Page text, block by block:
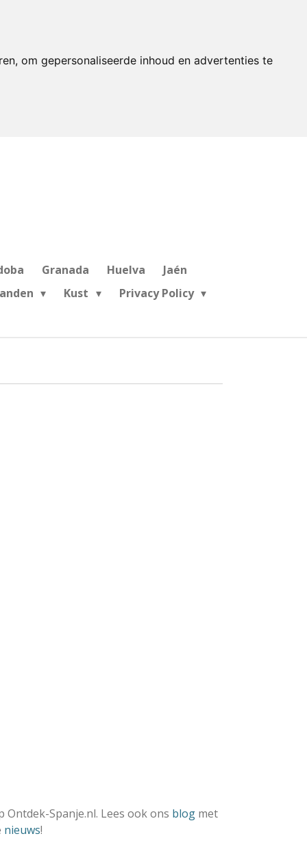
om gepersonaliseerde inhoud en advertenties te
Granada Huelva
Jaén
Kust Privacy Policy
Ontdek-Spanje.nl. Lees ook ons blog met
nieuws!